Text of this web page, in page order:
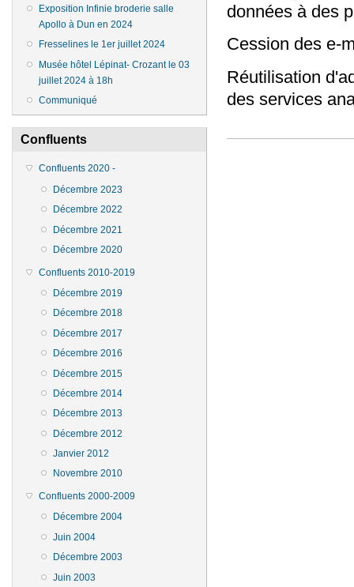
Exposition Infinie broderie salle
Apollo à Dun en 2024
Fresselines le 1er juillet 2024
Musée hôtel Lépinat- Crozant le 03
juillet 2024 à 18h
Communiqué
Confluents
Confluents 2020 -
Décembre 2023
Décembre 2022
Décembre 2021
Décembre 2020
Confluents 2010-2019
Décembre 2019
Décembre 2018
Décembre 2017
Décembre 2016
Décembre 2015
Décembre 2014
Décembre 2013
Décembre 2012
Janvier 2012
Novembre 2010
Confluents 2000-2009
Décembre 2004
Juin 2004
Décembre 2003
Juin 2003
données à des
Cession des e-
Réutilisation
des services